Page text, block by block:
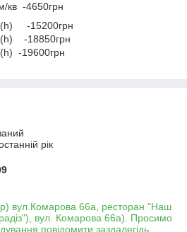
кв -4650грн
-15200грн
-18850грн
-19600грн
рік
вул.Комарова 66а, ресторан "Наш
вул. Комарова 66а). Просимо
повідомити заздалегідь.,